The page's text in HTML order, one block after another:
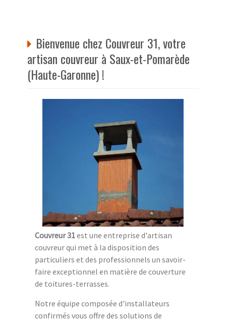
Bienvenue chez Couvreur 31, votre
artisan couvreur à Saux-et-Pomarède
(Haute-Garonne) !
Couvreur 31est une entreprise d'artisan
couvreur qui met à la disposition des
particuliers et des professionnels un savoir-
faire exceptionnel en matière de couverture
de toitures-terrasses.
Notre équipe composée d'installateurs
confirmés vous offre des solutions de